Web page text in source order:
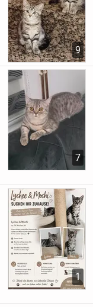
9
7
1